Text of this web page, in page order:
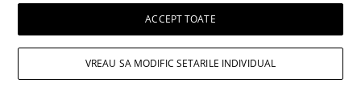
petrecute împreună. În dragoste,
spontaneitatea și sinceritatea creează o
atmosferă caldă și relaxată. Cei singuri
ACCEPT TOATE
VREAU SA MODIFIC SETARILE INDIVIDUAL